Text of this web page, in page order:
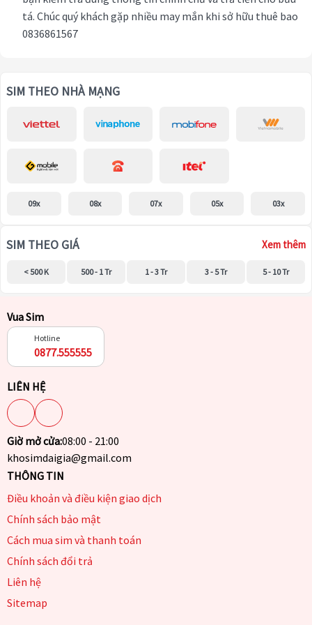
tá. Chúc quý khách gặp nhiều may mắn khi sở hữu thuê bao
0836861567
SIM THEO NHÀ MẠNG
09x 08x 07x 05x 03x
SIM THEO GIÁ Xem thêm
< 500 K 500 - 1 Tr 1 - 3 Tr 3 - 5 Tr 5 - 10 Tr
Vua Sim
Hotline
0877.555555
LIÊN HỆ
Giờ mở cửa:08:00 - 21:00
khosimdaigia@gmail.com
THÔNG TIN
Điều khoản và điều kiện giao dịch
Chính sách bảo mật
Cách mua sim và thanh toán
Chính sách đổi trả
Liên hệ
Sitemap